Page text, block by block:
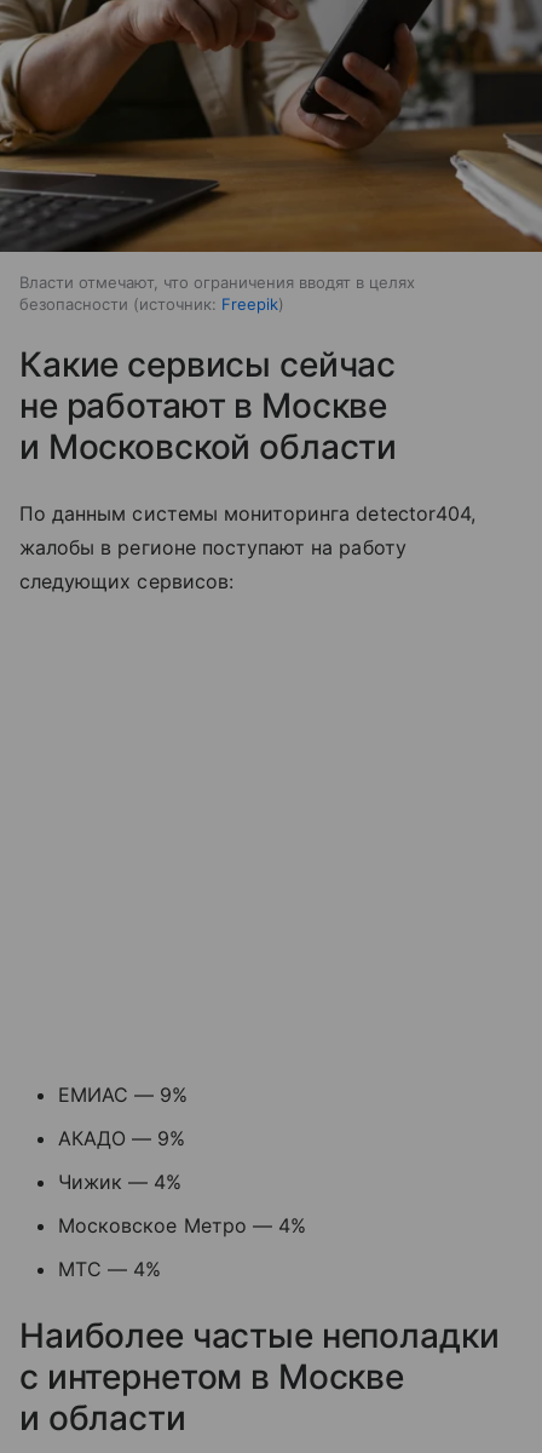
Власти отмечают, что ограничения вводят в целях
безопасности
источник: Freepik
Какие сервисы сейчас
не работают в Москве
и Московской области
По данным системы мониторинга detector404,
жалобы в регионе поступают на работу
следующих сервисов:
ЕМИАС — 9%
АКАДО — 9%
Чижик — 4%
Московское Метро — 4%
МТС — 4%
Наиболее частые неполадки
с интернетом в Москве
и области